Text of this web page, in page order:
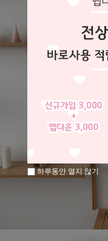
하루동안 열지 않기